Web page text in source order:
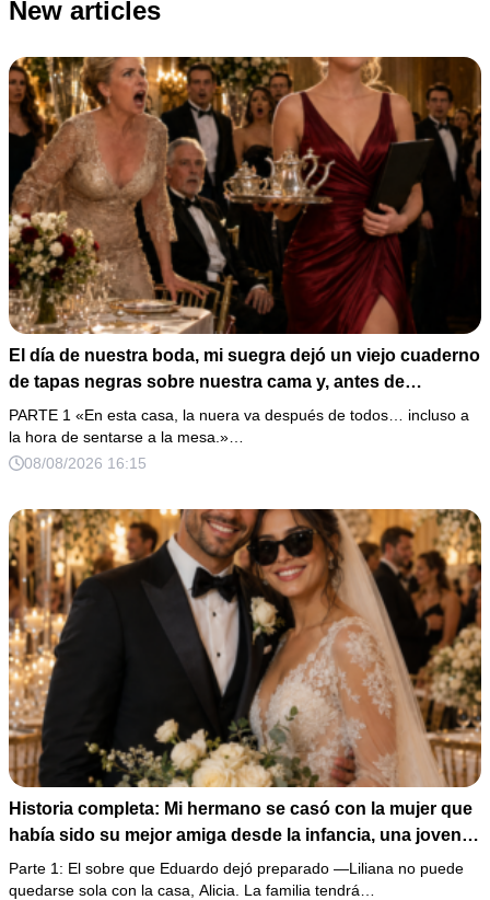
New articles
El día de nuestra boda, mi suegra dejó un viejo cuaderno
de tapas negras sobre nuestra cama y, antes de
marcharse, dijo: «En esta familia todos deben cumplir
una misma regla…».
PARTE 1 «En esta casa, la nuera va después de todos… incluso a
la hora de sentarse a la mesa.»…
08/08/2026 16:15
Historia completa: Mi hermano se casó con la mujer que
había sido su mejor amiga desde la infancia, una joven
ciega a la que protegió durante toda su vida. Tras su
fallecimiento, ella me entregó un sobre y me confesó la
Parte 1: El sobre que Eduardo dejó preparado —Liliana no puede
quedarse sola con la casa, Alicia. La familia tendrá…